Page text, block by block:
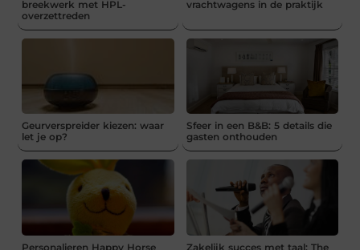
breekwerk met HPL-
overzettreden
vrachtwagens in de praktijk
Geurverspreider kiezen: waar
let je op?
Sfeer in een B&B: 5 details die
gasten onthouden
Personalieren Happy Horse
Zakelijk succes met taal: The